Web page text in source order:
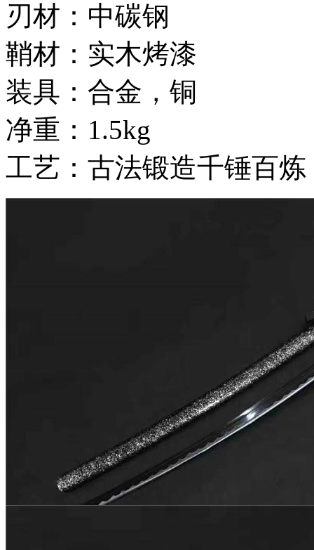
刃材：中碳钢
鞘材：实木烤漆
装具：合金，铜
净重：1.5kg
工艺：古法锻造千锤百